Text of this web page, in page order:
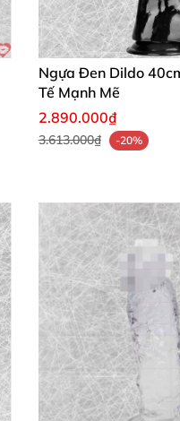
thích hậu mônnhư mới,
tiện lợi, pin bền bỉ –
cao cấp Mỹ, dễ vệ
Ngựa Đen Dildo
Tế Mạnh Mẽ
2.890.000₫
3.613.000₫ -20%